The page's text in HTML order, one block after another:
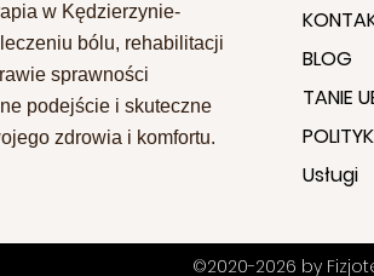
w Kędzierzynie-
bólu, rehabilitacji
sprawności
podejście i skuteczne
zdrowia i komfortu.
BLOG
TANIE
Usługi
©2020-2026 by